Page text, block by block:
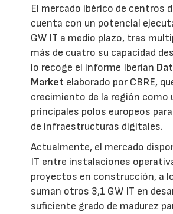
El mercado ibérico de centros
cuenta con un potencial
GW IT a medio plazo, tras
más de cuatro su capacidad
lo recoge el informe Iberian
Market elaborado por CBRE,
crecimiento de la región como
principales polos europeos
de infraestructuras digitales.
Actualmente, el mercado
IT entre instalaciones
proyectos en construcción, a
suman otros 3,1 GW IT en
suficiente grado de madurez